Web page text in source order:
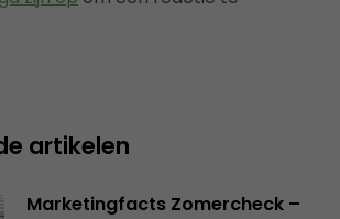
artikelen
Marketingfacts Zomercheck –